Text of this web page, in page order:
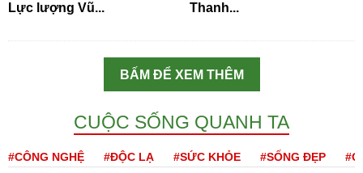
Lực lượng Vũ...
Thanh...
BẤM ĐỂ XEM THÊM
CUỘC SỐNG QUANH TA
#CÔNG NGHỆ #ĐỘC LẠ #SỨC KHỎE #SỐNG ĐẸP